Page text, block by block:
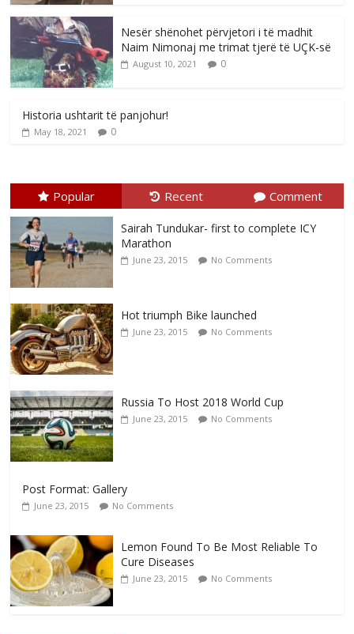
Nesër shënohet përvjetori i të madhit
Naim Nimonaj me trimat tjerë të UÇK-së
August 10, 2021 0
Historia ushtarit të panjohur!
May 18, 2021 0
Popular Recent Comment
Sairah Tundukar- first to complete ICY
Marathon
June 23, 2015 No Comments
Hot triumph Bike launched
June 23, 2015 No Comments
Russia To Host 2018 World Cup
June 23, 2015 No Comments
Post Format: Gallery
June 23, 2015 No Comments
Lemon Found To Be Most Reliable To
Cure Diseases
June 23, 2015 No Comments